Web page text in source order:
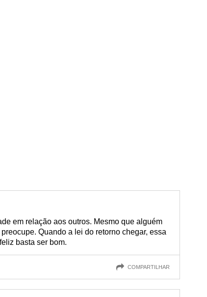
em relação aos outros. Mesmo que alguém
Quando a lei do retorno chegar, essa
basta ser bom.
COMPARTILHAR